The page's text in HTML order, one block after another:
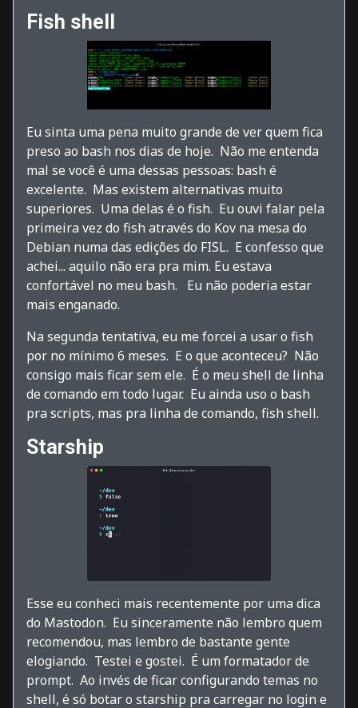
Fish shell
Eu sinta uma pena muito grande de ver quem fica
preso ao bash nos dias de hoje. Não me entenda
mal se você é uma dessas pessoas: bash é
excelente. Mas existem alternativas muito
superiores. Uma delas é o fish. Eu ouvi falar pela
primeira vez do fish através do Kov na mesa do
Debian numa das edições do FISL. E confesso que
achei... aquilo não era pra mim. Eu estava
confortável no meu bash. Eu não poderia estar
mais enganado.
Na segunda tentativa, eu me forcei a usar o fish
por no mínimo 6 meses. E o que aconteceu? Não
consigo mais ficar sem ele. É o meu shell de linha
de comando em todo lugar. Eu ainda uso o bash
pra scripts, mas pra linha de comando, fish shell.
Starship
Esse eu conheci mais recentemente por uma dica
do Mastodon. Eu sinceramente não lembro quem
recomendou, mas lembro de bastante gente
elogiando. Testei e gostei. É um formatador de
prompt. Ao invés de ficar configurando temas no
shell, é só botar o starship pra carregar no login e